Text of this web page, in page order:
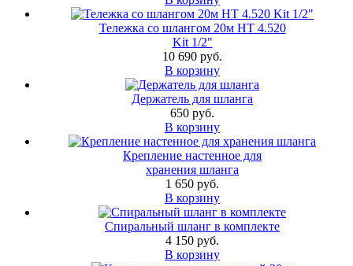
Тележка со шлангом 20м HT 4.520
Kit 1/2"
10 690 руб.
В корзину
Держатель для шланга
650 руб.
В корзину
Крепление настенное для
хранения шланга
1 650 руб.
В корзину
Спиральный шланг в комплекте
4 150 руб.
В корзину